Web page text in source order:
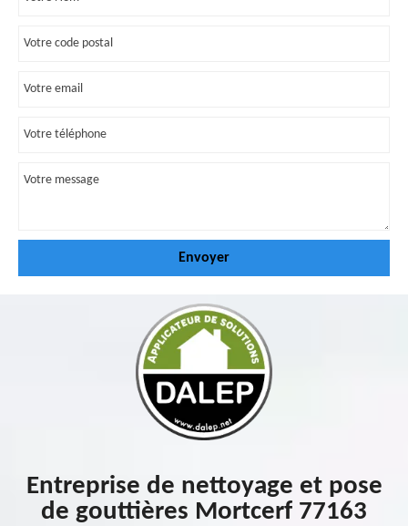
Entreprise de nettoyage et pose
de gouttières Mortcerf 77163